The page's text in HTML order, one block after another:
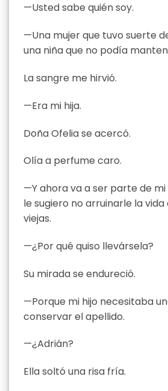
—Usted sabe quién soy.
—Una mujer que tuvo suerte
una niña que no podía
La sangre me hirvió.
—Era mi hija.
Doña Ofelia se acercó.
Olía a perfume caro.
—Y ahora va a ser parte de mi
le sugiero no arruinarle la
viejas.
—¿Por qué quiso llevársela?
Su mirada se endureció.
—Porque mi hijo necesitaba
conservar el apellido.
—¿Adrián?
Ella soltó una risa fría.